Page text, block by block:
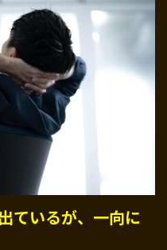
ているが、一向に